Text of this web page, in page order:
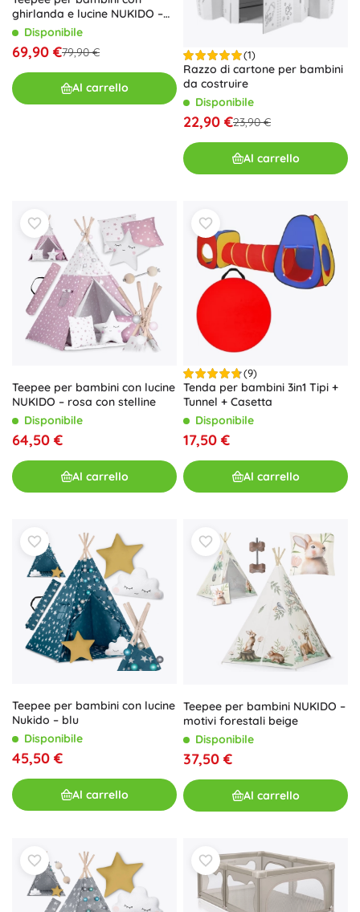
ghirlanda e lucine NUKIDO –
rosaDisponibile
69,90 €79,90 €
Al carrello
(1)
Razzo di cartone per bambini
da costruire
Disponibile
22,90 €23,90 €
Al carrello
Teepee per bambini con lucine
NUKIDO – rosa con stelline
Disponibile
64,50 €
Al carrello
(9)
Tenda per bambini 3in1 Tipi +
Tunnel + Casetta
Disponibile
17,50 €
Al carrello
Teepee per bambini con lucine
Nukido – blu
Disponibile
45,50 €
Al carrello
Teepee per bambini NUKIDO –
motivi forestali beige
Disponibile
37,50 €
Al carrello